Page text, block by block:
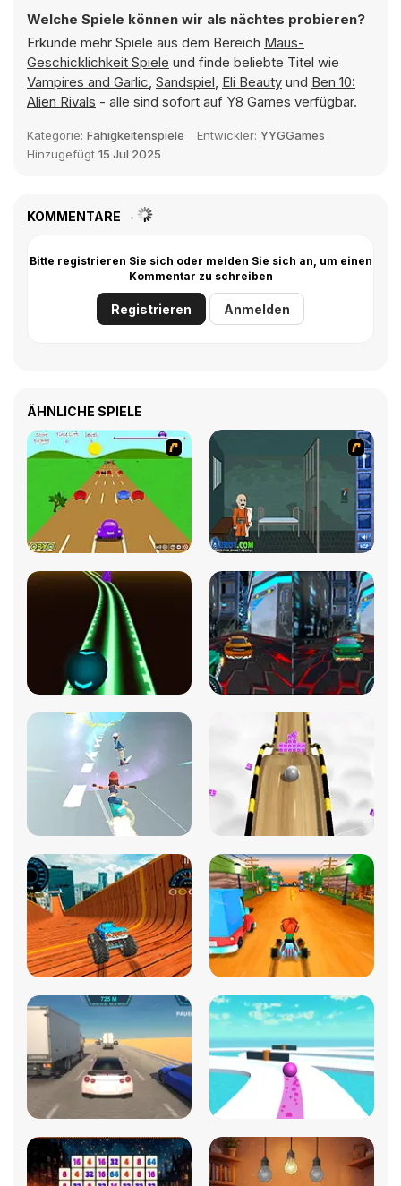
Welche Spiele können wir als nächtes probieren?
Erkunde mehr Spiele aus dem Bereich Maus-
Geschicklichkeit Spiele und finde beliebte Titel wie
Vampires and Garlic, Sandspiel, Eli Beauty und Ben 10:
Alien Rivals - alle sind sofort auf Y8 Games verfügbar.
Kategorie: Fähigkeitenspiele Entwickler: YYGGames
Hinzugefügt 15 Jul 2025
KOMMENTARE
Bitte registrieren Sie sich oder melden Sie sich an, um einen
Kommentar zu schreiben
Registrieren Anmelden
ÄHNLICHE SPIELE